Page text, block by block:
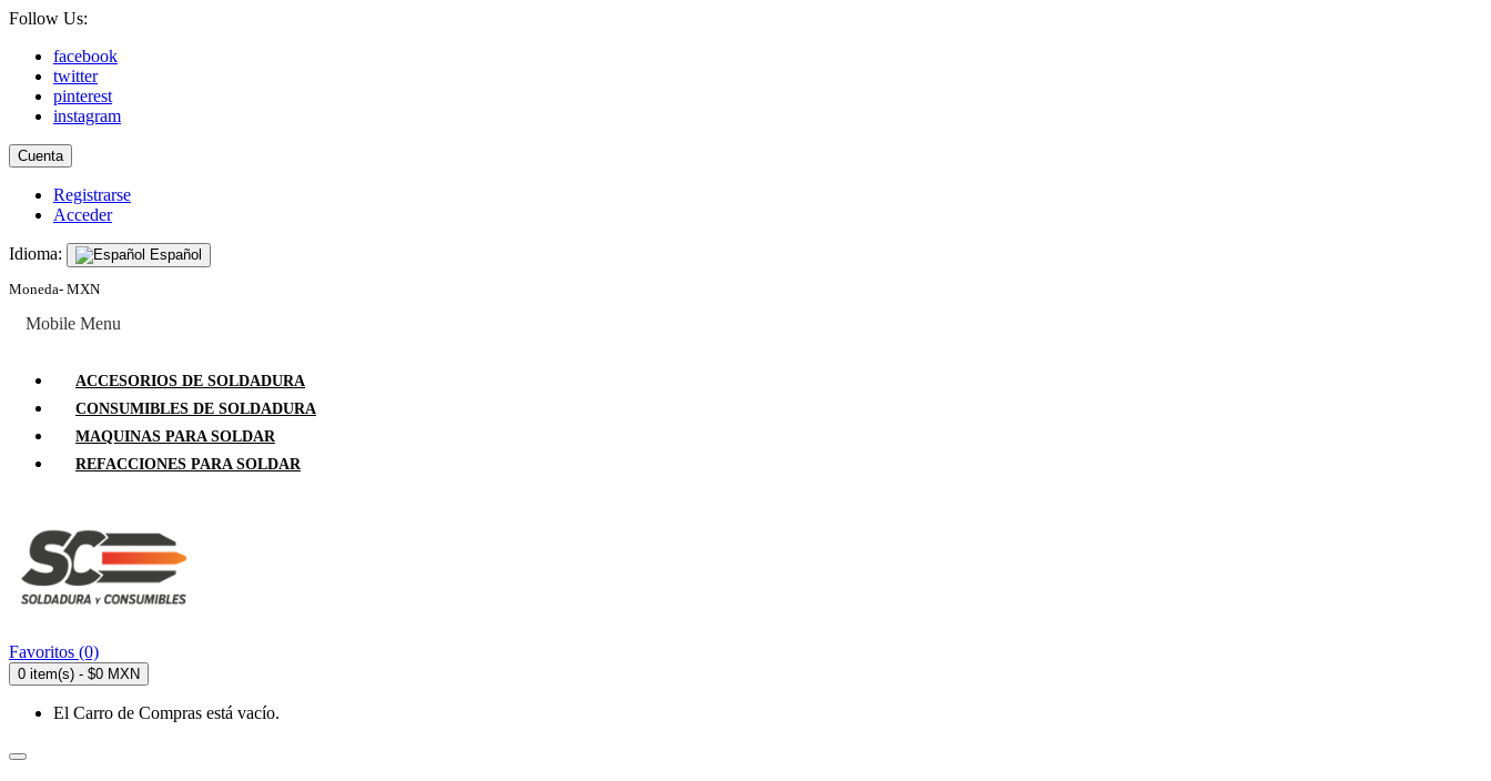
Follow Us:
facebook
twitter
pinterest
instagram
Cuenta
Registrarse
Acceder
Idioma: Español
Moneda- MXN
Mobile Menu
ACCESORIOS DE SOLDADURA
CONSUMIBLES DE SOLDADURA
MAQUINAS PARA SOLDAR
REFACCIONES PARA SOLDAR
Favoritos (0)
0 item(s) - $0 MXN
El Carro de Compras está vacío.